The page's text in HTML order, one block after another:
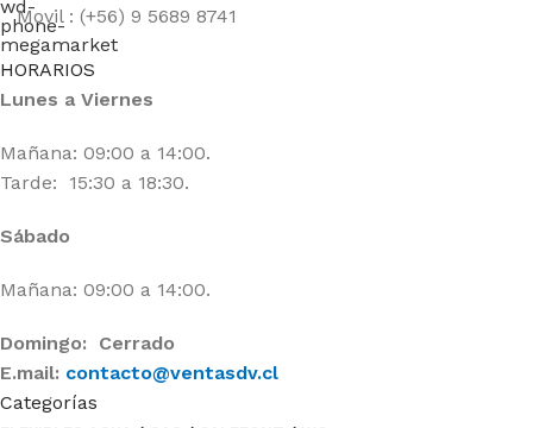
Movil : (+56) 9 5689 8741
HORARIOS
Lunes a Viernes
Mañana: 09:00 a 14:00.
Tarde: 15:30 a 18:30.
Sábado
Mañana: 09:00 a 14:00.
Domingo: Cerrado
E.mail: contacto@ventasdv.cl
Categorías